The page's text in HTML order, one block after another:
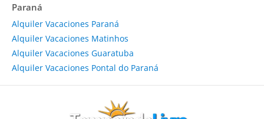
Paraná
Alquiler Vacaciones Paraná
Alquiler Vacaciones Matinhos
Alquiler Vacaciones Guaratuba
Alquiler Vacaciones Pontal do Paraná